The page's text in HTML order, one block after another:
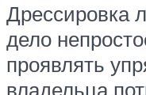
Дрессировка
дело
проявлять
владельца